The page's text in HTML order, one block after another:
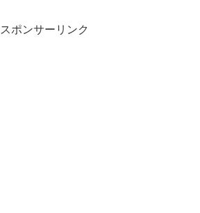
スポンサーリンク